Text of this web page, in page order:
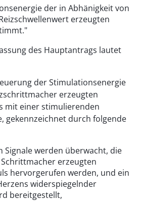
der in Abhänigkeit von
erzeugten
des Hauptantrags lautet
der Stimulationsenergie
erzeugten
mit einer stimulierenden
gekennzeichnet durch folgende
Signale werden überwacht, die
erzeugten
hervorgerufen werden, und ein
widerspiegelnder
bereitgestellt,